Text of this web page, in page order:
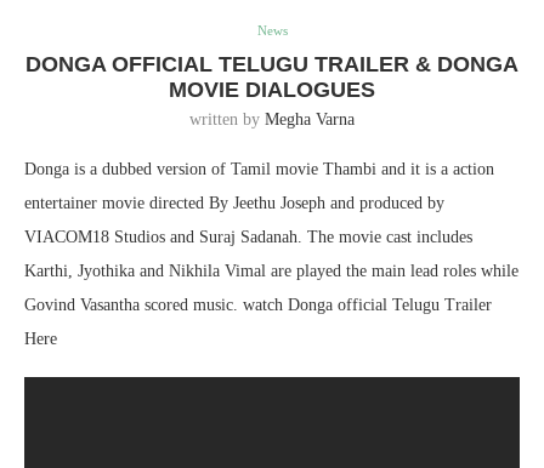
News
DONGA OFFICIAL TELUGU TRAILER & DONGA
MOVIE DIALOGUES
written by Megha Varna
Donga is a dubbed version of Tamil movie Thambi and it is a action
entertainer movie directed By Jeethu Joseph and produced by
VIACOM18 Studios and Suraj Sadanah. The movie cast includes
Karthi, Jyothika and Nikhila Vimal are played the main lead roles while
Govind Vasantha scored music. watch Donga official Telugu Trailer
Here